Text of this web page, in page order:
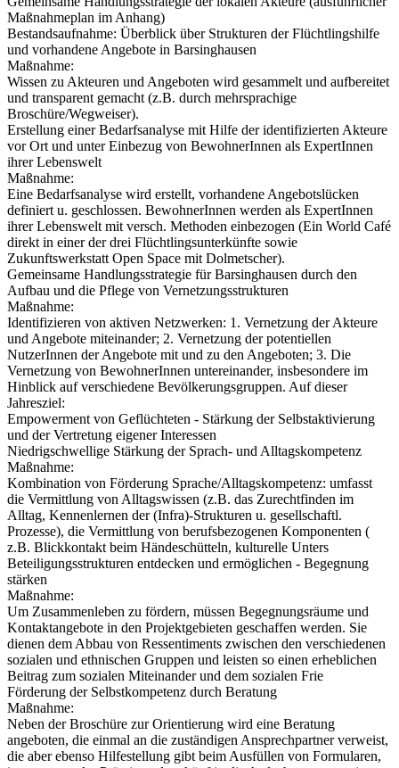
Maßnahmeplan im Anhang)
Bestandsaufnahme: Überblick über Strukturen der Flüchtlingshilfe
und vorhandene Angebote in Barsinghausen
Maßnahme:
Wissen zu Akteuren und Angeboten wird gesammelt und aufbereitet
und transparent gemacht (z.B. durch mehrsprachige
Broschüre/Wegweiser).
Erstellung einer Bedarfsanalyse mit Hilfe der identifizierten Akteure
vor Ort und unter Einbezug von BewohnerInnen als ExpertInnen
ihrer Lebenswelt
Maßnahme:
Eine Bedarfsanalyse wird erstellt, vorhandene Angebotslücken
definiert u. geschlossen. BewohnerInnen werden als ExpertInnen
ihrer Lebenswelt mit versch. Methoden einbezogen (Ein World Café
direkt in einer der drei Flüchtlingsunterkünfte sowie
Zukunftswerkstatt Open Space mit Dolmetscher).
Gemeinsame Handlungsstrategie für Barsinghausen durch den
Aufbau und die Pflege von Vernetzungsstrukturen
Maßnahme:
Identifizieren von aktiven Netzwerken: 1. Vernetzung der Akteure
und Angebote miteinander; 2. Vernetzung der potentiellen
NutzerInnen der Angebote mit und zu den Angeboten; 3. Die
Vernetzung von BewohnerInnen untereinander, insbesondere im
Hinblick auf verschiedene Bevölkerungsgruppen. Auf dieser
Jahresziel:
Empowerment von Geflüchteten - Stärkung der Selbstaktivierung
und der Vertretung eigener Interessen
Niedrigschwellige Stärkung der Sprach- und Alltagskompetenz
Maßnahme:
Kombination von Förderung Sprache/Alltagskompetenz: umfasst
die Vermittlung von Alltagswissen (z.B. das Zurechtfinden im
Alltag, Kennenlernen der (Infra)-Strukturen u. gesellschaftl.
Prozesse), die Vermittlung von berufsbezogenen Komponenten (
z.B. Blickkontakt beim Händeschütteln, kulturelle Unters
Beteiligungsstrukturen entdecken und ermöglichen - Begegnung
stärken
Maßnahme:
Um Zusammenleben zu fördern, müssen Begegnungsräume und
Kontaktangebote in den Projektgebieten geschaffen werden. Sie
dienen dem Abbau von Ressentiments zwischen den verschiedenen
sozialen und ethnischen Gruppen und leisten so einen erheblichen
Beitrag zum sozialen Miteinander und dem sozialen Frie
Förderung der Selbstkompetenz durch Beratung
Maßnahme:
Neben der Broschüre zur Orientierung wird eine Beratung
angeboten, die einmal an die zuständigen Ansprechpartner verweist,
die aber ebenso Hilfestellung gibt beim Ausfüllen von Formularen,